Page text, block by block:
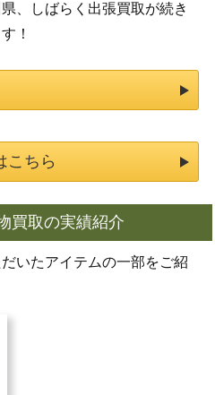
、しばらく出張買取が続き
！
こちら
買取の実績紹介
いたアイテムの一部をご紹